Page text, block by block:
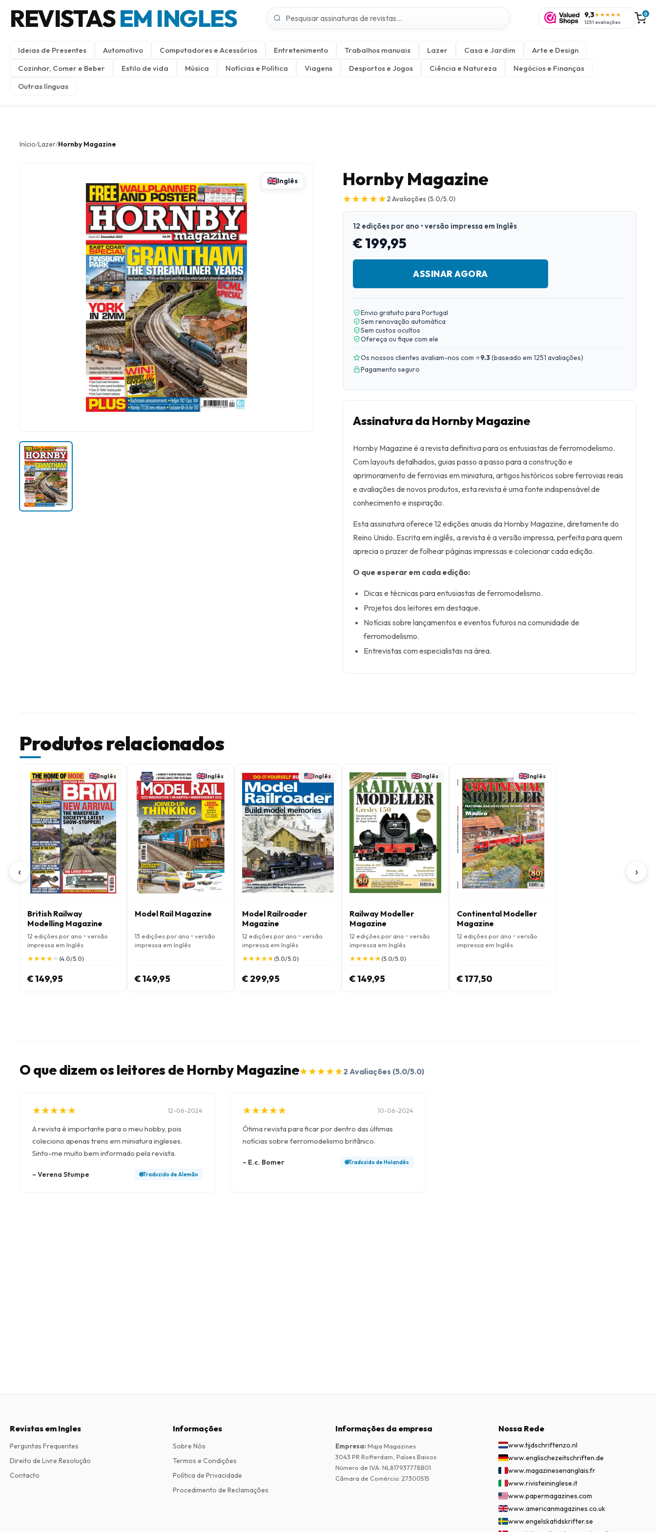
REVISTASEM INGLES 9,3★★★★★
1251 avaliações
0
Ideias de Presentes Automotivo Computadores e Acessórios Entretenimento Trabalhos manuais Lazer Casa e Jardim
Arte e Design
Cozinhar, Comer e Beber
Estilo de vida Música Notícias e Política Viagens Desportos e Jogos Ciência e Natureza
Negócios e Finanças
Outras línguas
Início/Lazer/Hornby Magazine
Inglês Hornby Magazine
★
★★
★★
★★
★★
★2Avaliações (5.0/5.0)
12 edições por ano • versão impressa em Inglês
€ 199,95
ASSINAR AGORA
Envio gratuito para Portugal
Sem renovação automática
Sem custos ocultos
Ofereça ou fique com ele
Os nossos clientes avaliam-nos com ⭐9.3(baseado em 1251 avaliações)
Pagamento seguro
Assinatura da Hornby Magazine
Hornby Magazine é a revista definitiva para os entusiastas de ferromodelismo.
Com layouts detalhados, guias passo a passo para a construção e
aprimoramento de ferrovias em miniatura, artigos históricos sobre ferrovias reais
e avaliações de novos produtos, esta revista é uma fonte indispensável de
conhecimento e inspiração.
Esta assinatura oferece 12 edições anuais da Hornby Magazine, diretamente do
Reino Unido. Escrita em inglês, a revista é a versão impressa, perfeita para quem
aprecia o prazer de folhear páginas impressas e colecionar cada edição.
O que esperar em cada edição:
Dicas e técnicas para entusiastas de ferromodelismo.
Projetos dos leitores em destaque.
Notícias sobre lançamentos e eventos futuros na comunidade de
ferromodelismo.
Entrevistas com especialistas na área.
Produtos relacionados
‹
Inglês
British Railway
Modelling Magazine
12 edições por ano • versão
impressa em Inglês
★
★★
★★
★★
★★
★ (4.0/5.0)
€ 149,95
Inglês
Model Rail Magazine
13 edições por ano • versão
impressa em Inglês
€ 149,95
Inglês
Model Railroader
Magazine
12 edições por ano • versão
impressa em Inglês
★
★★
★★
★★
★★
★(5.0/5.0)
€ 299,95
Inglês
Railway Modeller
Magazine
12 edições por ano • versão
impressa em Inglês
★
★★
★★
★★
★★
★(5.0/5.0)
€ 149,95
Inglês
Continental Modeller
Magazine
12 edições por ano • versão
impressa em Inglês
€ 177,50
›
O que dizem os leitores de Hornby Magazine★
★★
★★
★★
★★
★2 Avaliações (5.0/5.0)
★
★★
★★
★★
★★
★ 12-06-2024
A revista é importante para o meu hobby, pois
coleciono apenas trens em miniatura ingleses.
Sinto-me muito bem informado pela revista.
– Verena Stumpe 🌐Traduzido deAlemão
★
★★
★★
★★
★★
★ 10-06-2024
Ótima revista para ficar por dentro das últimas
notícias sobre ferromodelismo britânico.
– E.c. Bomer 🌐Traduzido de Holandês
Revistas em Ingles
Perguntas Frequentes
Direito de Livre Resolução
Contacto
Informações
Sobre Nós
Termos e Condições
Política de Privacidade
Procedimento de Reclamações
Informações da empresa
Empresa: Maja Magazines
3043 PR Rotterdam, Países Baixos
Número de IVA: NL817937778B01
Câmara de Comércio: 27300515
Nossa Rede
www.tijdschriftenzo.nl
www.englischezeitschriften.de
www.magazinesenanglais.fr
www.rivisteininglese.it
www.papermagazines.com
www.americanmagazines.co.uk
www.engelskatidskrifter.se